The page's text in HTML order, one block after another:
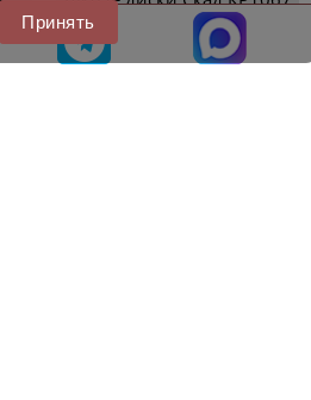
Kleemann 8.5x20
Принять